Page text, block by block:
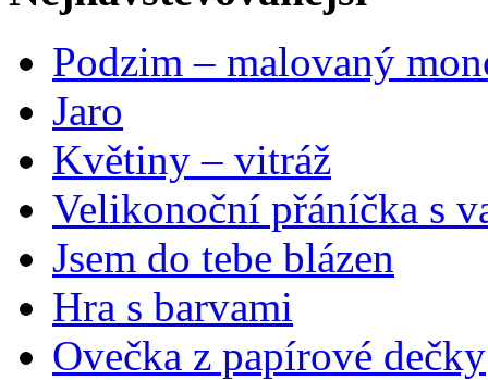
Podzim – malovaný
Jaro
Květiny – vitráž
Velikonoční přáníčka s
Jsem do tebe blázen
Hra s barvami
Ovečka z papírové dečky